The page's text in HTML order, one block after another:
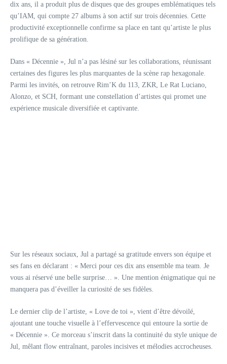
dix ans, il a produit plus de disques que des groupes emblématiques tels
qu’IAM, qui compte 27 albums à son actif sur trois décennies. Cette
productivité exceptionnelle confirme sa place en tant qu’artiste le plus
prolifique de sa génération.
Dans « Décennie », Jul n’a pas lésiné sur les collaborations, réunissant
certaines des figures les plus marquantes de la scène rap hexagonale.
Parmi les invités, on retrouve Rim’K du 113, ZKR, Le Rat Luciano,
Alonzo, et SCH, formant une constellation d’artistes qui promet une
expérience musicale diversifiée et captivante.
Sur les réseaux sociaux, Jul a partagé sa gratitude envers son équipe et
ses fans en déclarant : « Merci pour ces dix ans ensemble ma team. Je
vous ai réservé une belle surprise… ». Une mention énigmatique qui ne
manquera pas d’éveiller la curiosité de ses fidèles.
Le dernier clip de l’artiste, « Love de toi », vient d’être dévoilé,
ajoutant une touche visuelle à l’effervescence qui entoure la sortie de
« Décennie ». Ce morceau s’inscrit dans la continuité du style unique de
Jul, mêlant flow entraînant, paroles incisives et mélodies accrocheuses.